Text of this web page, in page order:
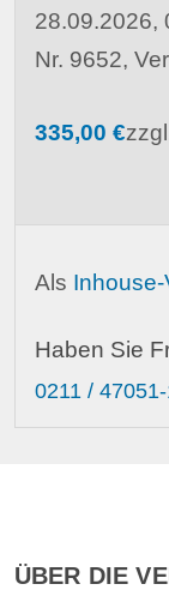
28.09.2026,
Nr. 9652,
335,00 €
Als
Haben Sie
0211 /
ÜBER DIE